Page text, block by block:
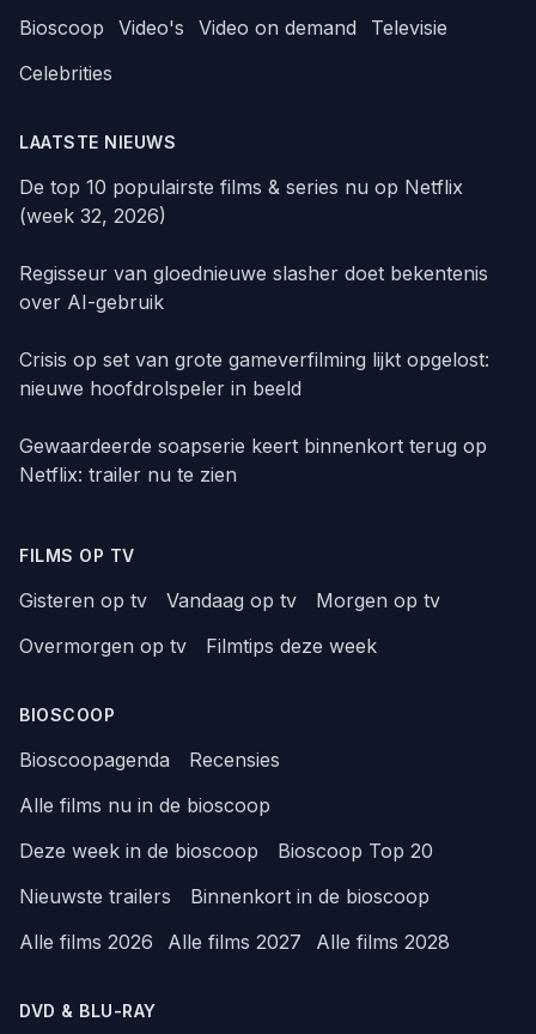
Bioscoop Video's Video on demand
Televisie
Celebrities
LAATSTE NIEUWS
De top 10 populairste films & series nu op Netflix
(week 32, 2026)
Regisseur van gloednieuwe slasher doet bekentenis
over AI-gebruik
Crisis op set van grote gameverfilming lijkt opgelost:
nieuwe hoofdrolspeler in beeld
Gewaardeerde soapserie keert binnenkort terug op
Netflix: trailer nu te zien
FILMS OP TV
Gisteren op tv Vandaag op tv
Morgen op tv
Overmorgen op tv
Filmtips deze week
BIOSCOOP
Bioscoopagenda
Recensies
Alle films nu in de bioscoop
Deze week in de bioscoop
Bioscoop Top 20
Nieuwste trailers
Binnenkort in de bioscoop
Alle films 2026
Alle films 2027 Alle films 2028
DVD & BLU-RAY